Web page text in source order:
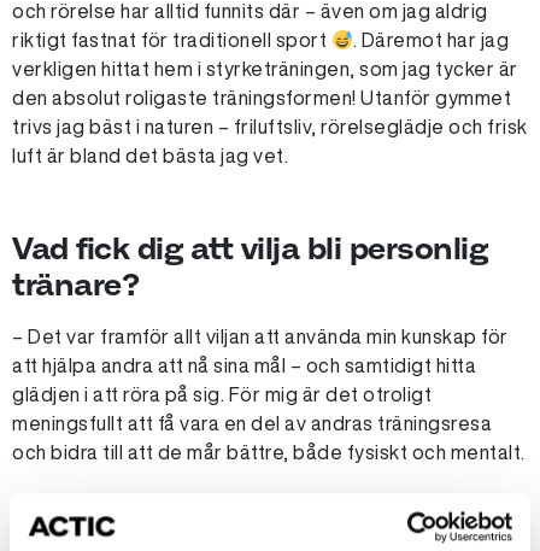
och rörelse har alltid funnits där – även om jag aldrig
riktigt fastnat för traditionell sport
. Däremot har jag
verkligen hittat hem i styrketräningen, som jag tycker är
den absolut roligaste träningsformen! Utanför gymmet
trivs jag bäst i naturen – friluftsliv, rörelseglädje och frisk
luft är bland det bästa jag vet.
Vad fick dig att vilja bli personlig
tränare?
– Det var framför allt viljan att använda min kunskap för
att hjälpa andra att nå sina mål – och samtidigt hitta
glädjen i att röra på sig. För mig är det otroligt
meningsfullt att få vara en del av andras träningsresa
och bidra till att de mår bättre, både fysiskt och mentalt.